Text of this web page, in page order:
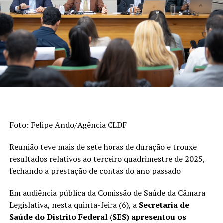
Educação Básica (Saeb) e as taxas de aprovação apuradas
pelo Censo Escolar. Os indicadores são divulgados a cada
dois anos. A escala do Ideb varia de 0 a 10.
>> Veja abaixo os indicadores do
ensino fundamental
para 6,3, superando a meta (6). Em 2005, era
Esta foi a etapa da educação básica que
registrou o avanço mais expressivo na série
histórica de 20 anos.
Quando considerados os anos finais do ensino
fundamental (6º ao 9º ano), o desempenho
subiu de 5 para 5,3, mas ficou abaixo da meta
Foto: Felipe Ando/Agência CLDF
Reunião teve mais de sete horas de duração e trouxe
resultados relativos ao terceiro quadrimestre de 2025,
fechando a prestação de contas do ano passado
Em audiência pública da Comissão de Saúde da Câmara
Legislativa, nesta quinta-feira (6), a Secretaria de
Saúde do Distrito Federal (SES) apresentou os